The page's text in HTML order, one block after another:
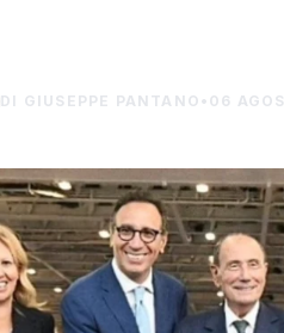
DI GIUSEPPE PANTANO • 06